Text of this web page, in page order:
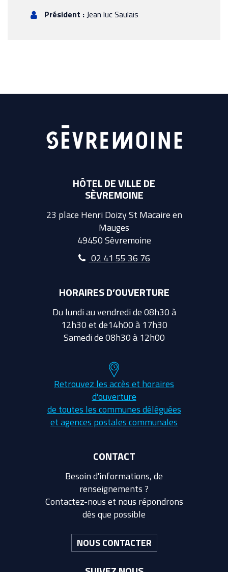
Président : Jean luc Saulais
HÔTEL DE VILLE DE
SÈVREMOINE
23 place Henri Doizy St Macaire en
Mauges
49450 Sèvremoine
02 41 55 36 76
HORAIRES D’OUVERTURE
Du lundi au vendredi de 08h30 à
12h30 et de14h00 à 17h30
Samedi de 08h30 à 12h00
Retrouvez les accès et horaires
d'ouverture
de toutes les communes déléguées
et agences postales communales
CONTACT
Besoin d'informations, de
renseignements ?
Contactez-nous et nous répondrons
dès que possible
NOUS CONTACTER